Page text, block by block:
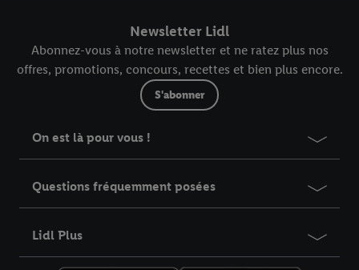
Newsletter Lidl
Abonnez-vous à notre newsletter et ne ratez plus nos
offres, promotions, concours, recettes et bien plus encore.
S'abonner
On est là pour vous !
Questions fréquemment posées
Lidl Plus